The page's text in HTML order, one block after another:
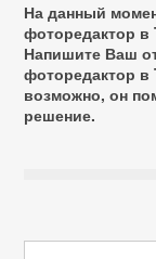
На данный
фоторедактор в
Напишите Ваш
фоторедактор в
возможно, он
решение.